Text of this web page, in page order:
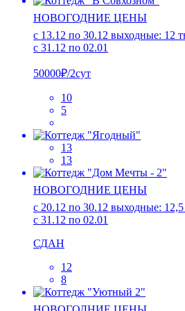
НОВОГОДНИЕ ЦЕНЫ
с 13.12 по 30.12 выходные: 12
с 31.12 по 02.01
50000₽/2сут
10
5
13
13
НОВОГОДНИЕ ЦЕНЫ
c 20.12 по 30.12 выходные:
с 31.12 по 02.01
СДАН
12
8